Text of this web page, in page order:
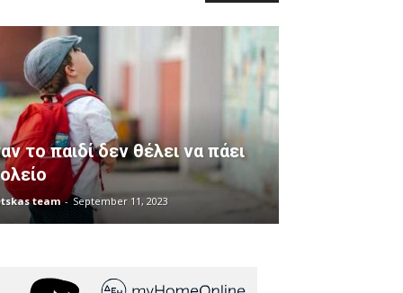
το παιδί δεν θέλει να πάει
team - September 11, 2023